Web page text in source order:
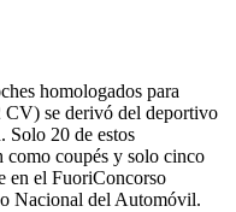
homologados para
se derivó del deportivo
Solo 20 de estos
coupés y solo cinco
en el FuoriConcorso
Nacional del Automóvil.